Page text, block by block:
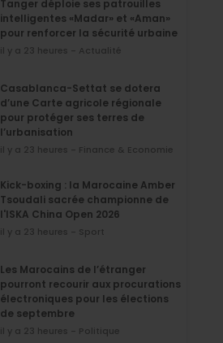
Tanger déploie ses patrouilles
intelligentes «Madar» et «Aman»
pour renforcer la sécurité urbaine
il y a 23 heures - Actualité
Casablanca-Settat se dotera
d’une Carte agricole régionale
pour protéger ses terres de
l’urbanisation
il y a 23 heures - Finance & Economie
Kick-boxing : la Marocaine Amber
Tsoudali sacrée championne de
l'ISKA China Open 2026
il y a 23 heures - Sport
Les Marocains de l’étranger
pourront recourir aux procurations
électroniques pour les élections
de septembre
il y a 23 heures - Politique